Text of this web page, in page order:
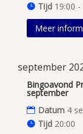
Tijd 19:00 -
Meer
september
Bingoavond
september
Datum 4
Tijd 20:00